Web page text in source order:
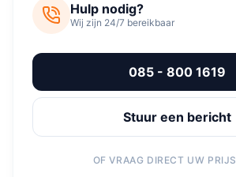
Hulp nodig?
Wij zijn 24/7 bereikbaar
085 - 800 1619
Stuur een bericht
OF VRAAG DIRECT UW